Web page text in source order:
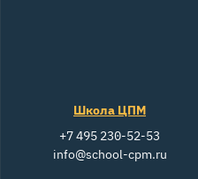
Школа ЦПМ
+7 495 230-52-53
info@school-cpm.ru